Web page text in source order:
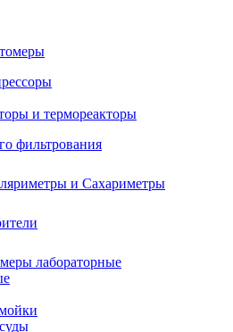
и термореакторы
фильтрования
и Сахариметры
лабораторные